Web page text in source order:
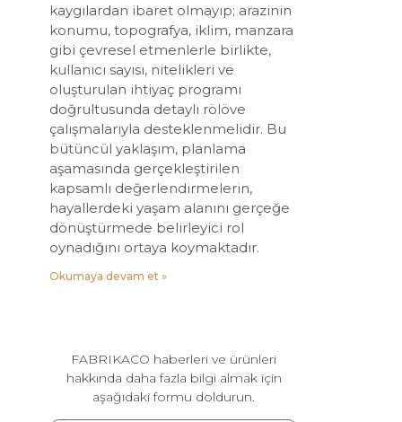
kaygılardan ibaret olmayıp; arazinin
konumu, topografya, iklim, manzara
gibi çevresel etmenlerle birlikte,
kullanıcı sayısı, nitelikleri ve
oluşturulan ihtiyaç programı
doğrultusunda detaylı rölöve
çalışmalarıyla desteklenmelidir. Bu
bütüncül yaklaşım, planlama
aşamasında gerçekleştirilen
kapsamlı değerlendirmelerin,
hayallerdeki yaşam alanını gerçeğe
dönüştürmede belirleyici rol
oynadığını ortaya koymaktadır.
Okumaya devam et »
FABRIKACO haberleri ve ürünleri
hakkında daha fazla bilgi almak için
aşağıdaki formu doldurun.